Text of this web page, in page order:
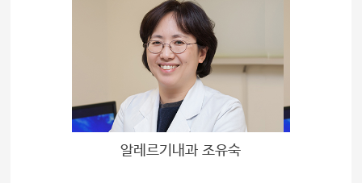
알레르기내과 조유숙